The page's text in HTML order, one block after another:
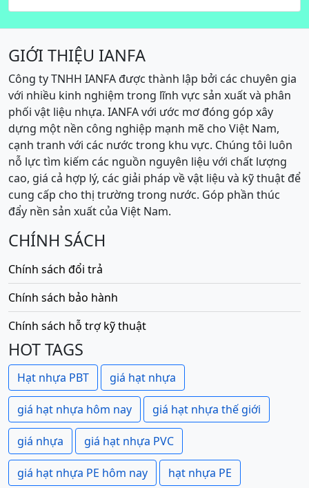
GIỚI THIỆU IANFA
Công ty TNHH IANFA được thành lập bởi các chuyên gia
với nhiều kinh nghiệm trong lĩnh vực sản xuất và phân
phối vật liệu nhựa. IANFA với ước mơ đóng góp xây
dựng một nền công nghiệp mạnh mẽ cho Việt Nam,
cạnh tranh với các nước trong khu vực. Chúng tôi luôn
nỗ lực tìm kiếm các nguồn nguyên liệu với chất lượng
cao, giá cả hợp lý, các giải pháp về vật liệu và kỹ thuật để
cung cấp cho thị trường trong nước. Góp phần thúc
đẩy nền sản xuất của Việt Nam.
CHÍNH SÁCH
Chính sách đổi trả
Chính sách bảo hành
Chính sách hỗ trợ kỹ thuật
HOT TAGS
Hạt nhựa PBT giá hạt nhựa
giá hạt nhựa hôm nay giá hạt nhựa thế giới
giá nhựa giá hạt nhựa PVC
giá hạt nhựa PE hôm nay hạt nhựa PE